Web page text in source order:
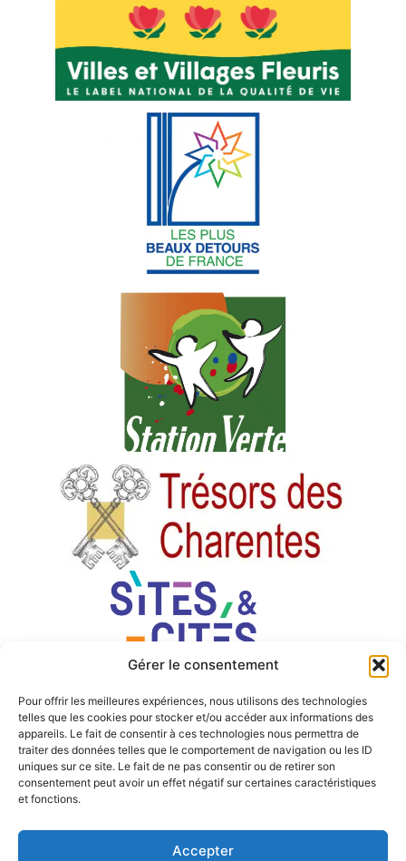
Gérer le consentement
Pour offrir les meilleures expériences, nous utilisons des technologies
telles que les cookies pour stocker et/ou accéder aux informations des
appareils. Le fait de consentir à ces technologies nous permettra de
traiter des données telles que le comportement de navigation ou les ID
uniques sur ce site. Le fait de ne pas consentir ou de retirer son
consentement peut avoir un effet négatif sur certaines caractéristiques
et fonctions.
Accepter